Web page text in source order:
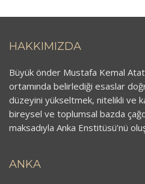
HAKKIMIZDA
Büyük önder Mustafa Kemal
ortamında belirlediği esaslar
düzeyini yükseltmek, nitelikli ve
bireysel ve toplumsal bazda
maksadıyla Anka Enstitüsü’nü
ANKA